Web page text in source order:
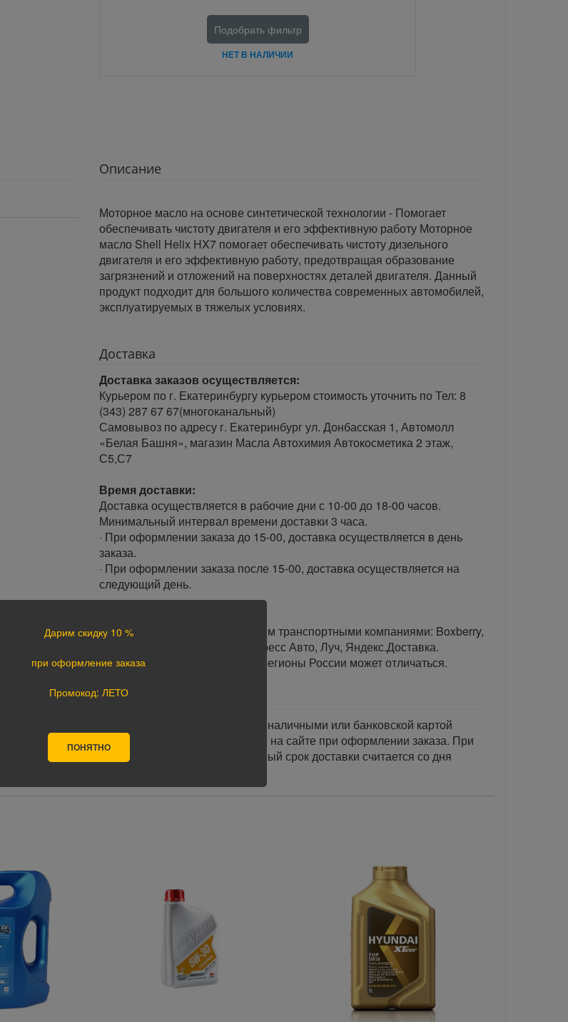
Подобрать фильтр
НЕТ В НАЛИЧИИ
Описание
Моторное масло на основе синтетической технологии - Помогает
обеспечивать чистоту двигателя и его эффективную работу Моторное
масло Shell Helix HX7 помогает обеспечивать чистоту дизельного
двигателя и его эффективную работу, предотвращая образование
загрязнений и отложений на поверхностях деталей двигателя. Данный
продукт подходит для большого количества современных автомобилей,
эксплуатируемых в тяжелых условиях.
Доставка
Доставка заказов осуществляется:
Курьером по г. Екатеринбургу курьером стоимость уточнить по Тел: 8
(343) 287 67 67(многоканальный)
Самовывоз по адресу г. Екатеринбург ул. Донбасская 1, Автомолл
«Белая Башня», магазин Масла Автохимия Автокосметика 2 этаж,
С5,С7
Время доставки:
Доставка осуществляется в рабочие дни с 10-00 до 18-00 часов.
Минимальный интервал времени доставки 3 часа.
· При оформлении заказа до 15-00, доставка осуществляется в день
заказа.
· При оформлении заказа после 15-00, доставка осуществляется на
следующий день.
В любой уголок России доставим транспортными компаниями: Boxberry,
Почта России, ПЭК, GTD, Экспресс Авто, Луч, Яндекс.Доставка.
Стоимость доставки в разные регионы России может отличаться.
Оплата
Оплата заказа осуществляется наличными или банковской картой
курьеру при получении, а также на сайте при оформлении заказа. При
оплате картой на сайте указанный срок доставки считается со дня
Дарим скидку 10 %
при оформление заказа
Промокод: ЛЕТО
ПОНЯТНО